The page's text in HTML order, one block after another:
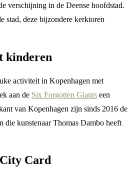
verschijning in de Deense hoofdstad.
stad, deze bijzondere kerktoren
kinderen
activiteit in Kopenhagen met
aan de Six Forgotten Giants een
van Kopenhagen zijn sinds 2016 de
die kunstenaar Thomas Dambo heeft
Card